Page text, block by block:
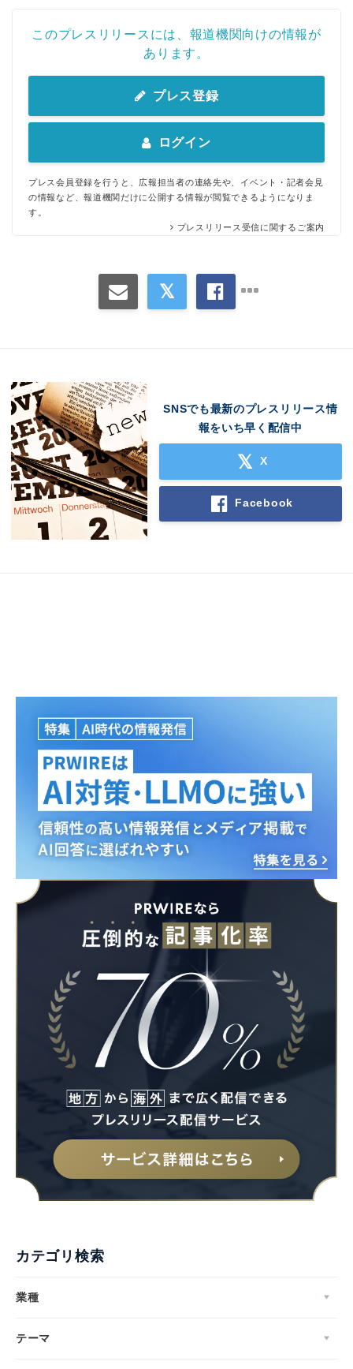
このプレスリリースには、報道機関向けの情報が
あります。
プレス登録
ログイン
プレス会員登録を行うと、広報担当者の連絡先や、イベント・記者会見
の情報など、報道機関だけに公開する情報が閲覧できるようになりま
す。
プレスリリース受信に関するご案内
SNSでも最新のプレスリリース情
報をいち早く配信中
X
Facebook
カテゴリ検索
業種
テーマ